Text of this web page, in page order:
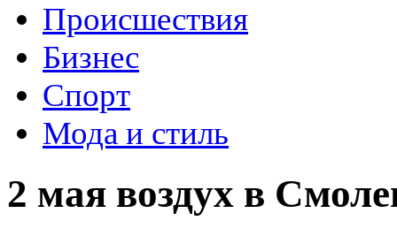
Происшествия
Бизнес
Спорт
Мода и стиль
2 мая воздух в